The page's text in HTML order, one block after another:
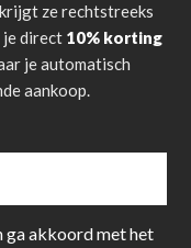
ze rechtstreeks
je direct 10% korting
je automatisch
aankoop.
ga akkoord met het